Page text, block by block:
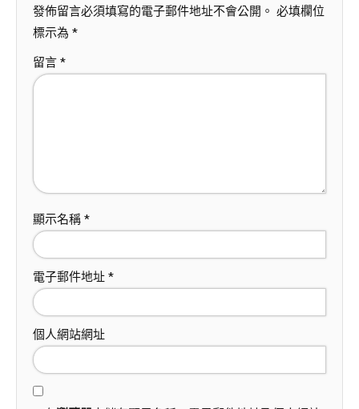
發佈留言必須填寫的電子郵件地址不會公開。 必填欄位
標示為 *
留言 *
顯示名稱 *
電子郵件地址 *
個人網站網址